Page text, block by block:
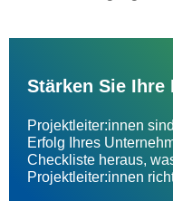
Stärken Sie
Projektleiter:innen
Erfolg Ihres
Checkliste heraus,
Projektleiter:innen